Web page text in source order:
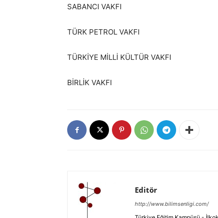
SABANCI VAKFI
TÜRK PETROL VAKFI
TÜRKİYE MİLLİ KÜLTÜR VAKFI
BİRLİK VAKFI
Editör
http://www.bilimsenligi.com/